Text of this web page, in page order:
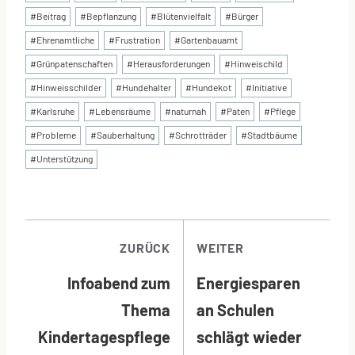
#Beitrag #Bepflanzung #Blütenvielfalt #Bürger
#Ehrenamtliche #Frustration #Gartenbauamt
#Grünpatenschaften #Herausforderungen #Hinweischild
#Hinweisschilder #Hundehalter #Hundekot #Initiative
#Karlsruhe #Lebensräume #naturnah #Paten #Pflege
#Probleme #Sauberhaltung #Schrotträder #Stadtbäume
#Unterstützung
ZURÜCK
Infoabend zum
Thema
Kindertagespflege
WEITER
Energiesparen
an Schulen
schlägt wieder